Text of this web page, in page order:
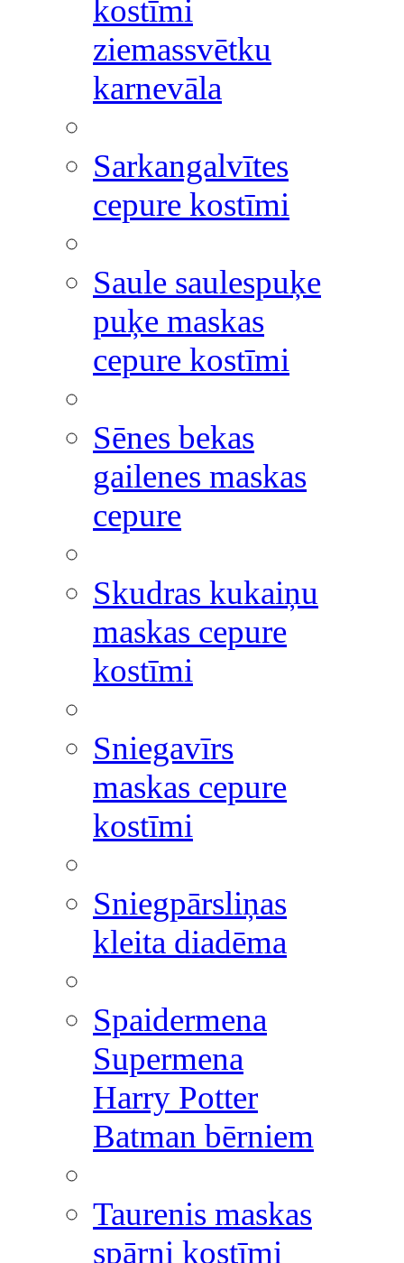
kostīmi
ziemassvētku
karnevāla
Sarkangalvītes
cepure kostīmi
Saule saulespuķe
puķe maskas
cepure kostīmi
Sēnes bekas
gailenes maskas
cepure
Skudras kukaiņu
maskas cepure
kostīmi
Sniegavīrs
maskas cepure
kostīmi
Sniegpārsliņas
kleita diadēma
Spaidermena
Supermena
Harry Potter
Batman bērniem
Taurenis maskas
spārni kostīmi